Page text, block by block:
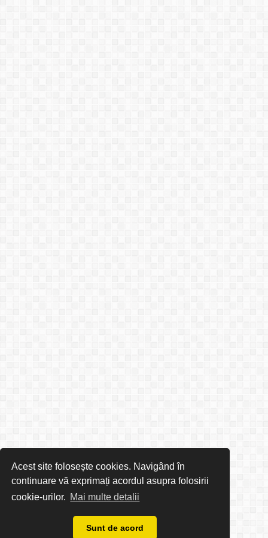
Acest site folosește cookies. Navigând în
continuare vă exprimați acordul asupra folosirii
cookie-urilor. Mai multe detalii
Sunt de acord